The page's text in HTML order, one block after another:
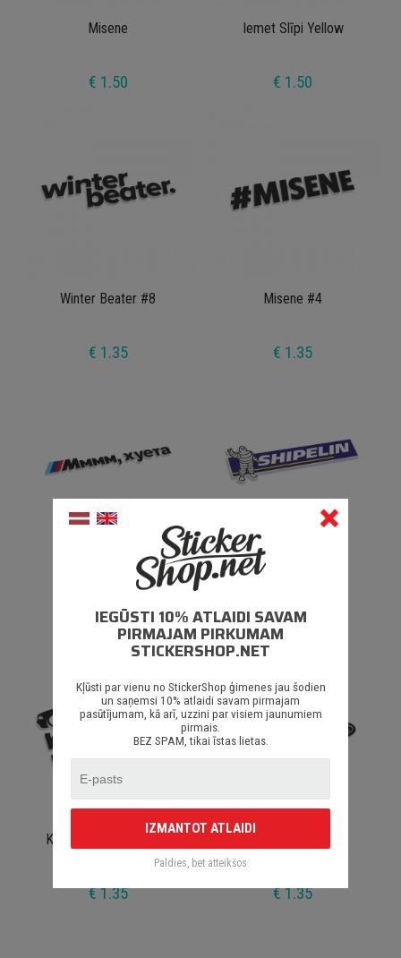
Misene
€ 1.50
Iemet Slīpi Yellow
€ 1.50
Winter Beater #8
€ 1.35
Misene #4
€ 1.35
Mmmm Hueta
€ 1.35 € 1.50
Kompots Ir Dzīve e36
€ 1.35 € 1.35
IEGŪSTI 10% ATLAIDI SAVAM
PIRMAJAM PIRKUMAM
STICKERSHOP.NET
Kļūsti par vienu no StickerShop ģimenes jau šodien
un saņemsi 10% atlaidi savam pirmajam
pasūtījumam, kā arī, uzzini par visiem jaunumiem
pirmais.
BEZ SPAM, tikai īstas lietas.
IZMANTOT ATLAIDI
Paldies, bet atteikšos